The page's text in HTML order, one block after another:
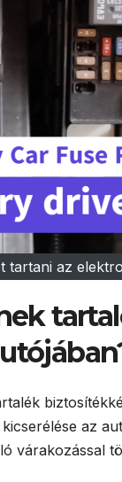
tartani az
az
várakozással